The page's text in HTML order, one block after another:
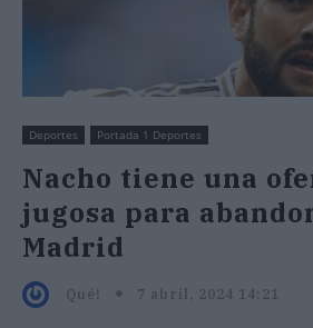
Deportes Portada 1 Deportes
Nacho tiene una
jugosa para
Madrid
Qué! 7 abril, 2024 14:21